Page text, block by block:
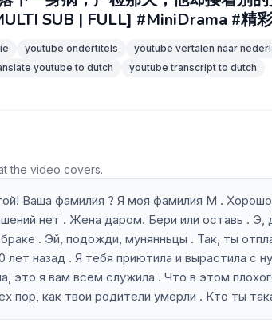
SUB | FULL] #MiniDrama #精
youtube ondertitels
youtube vertalen naar
youtube to dutch
youtube transcript to dutch
the video covers.
Ваша фамилия ? Я моя фамилия М .
нет . Жена даром. Бери или оставь . Э,
. Эй, подожди, мунянньцы . Так, ты
назад . Я тебя приютила и вырастила с
это я вам всем служила . Что в этом
пор, как твои родители умерли . Кто ты